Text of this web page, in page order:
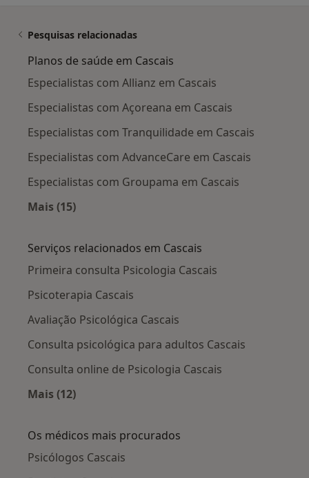
Pesquisas relacionadas
Planos de saúde em Cascais
Especialistas com Allianz em Cascais
Especialistas com Açoreana em Cascais
Especialistas com Tranquilidade em Cascais
Especialistas com AdvanceCare em Cascais
Especialistas com Groupama em Cascais
Mais (15)
Serviços relacionados em Cascais
Primeira consulta Psicologia Cascais
Psicoterapia Cascais
Avaliação Psicológica Cascais
Consulta psicológica para adultos Cascais
Consulta online de Psicologia Cascais
Mais (12)
Os médicos mais procurados
Psicólogos Cascais